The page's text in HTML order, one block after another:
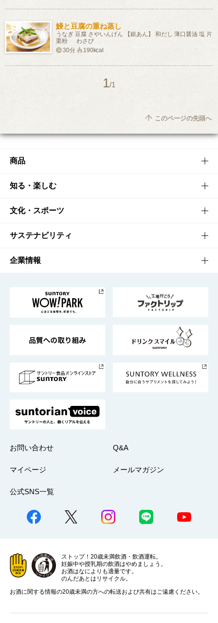
鰻と豆腐の重ね蒸し
うなぎ 豆腐 さやいんげん 【銀あん】 和だし 薄口醤油 塩 片
栗粉 わさび
30分
190kcal
1/1
このページの先頭へ
商品
商品TOP
商品一覧
商品発売情報
栄養成分一覧
知る・楽しむ
知る・楽しむTOP
キャンペーン
工場見学
地域情報
文化・スポーツ
文化・スポーツTOP
サントリーホール
サントリーサンバーズ大阪
サステナビリティ
サステナビリティTOP
サントリーが考えるサステナビリティ経営
企業情報
企業概要
採用情報
お問い合わせ Q&A
マイページ メールマガジン
公式SNS一覧
ストップ！20歳未満飲酒・飲酒運転。
妊娠中や授乳期の飲酒はやめましょう。
お酒はなによりも適量です。
のんだあとはリサイクル。
お酒に関する情報の20歳未満の方への転送および共有はご遠慮ください。